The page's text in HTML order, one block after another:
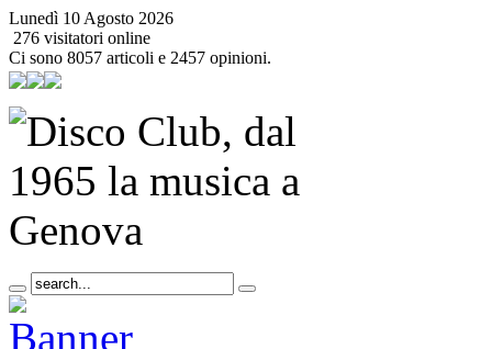
Lunedì 10 Agosto 2026
276 visitatori online
Ci sono 8057 articoli e 2457 opinioni.